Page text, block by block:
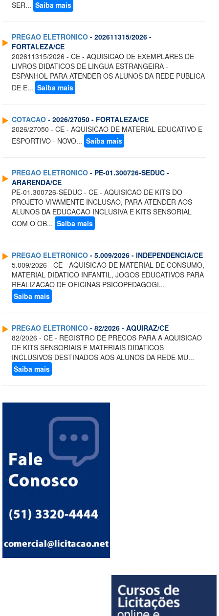
SER... Saiba mais
PREGAO ELETRONICO - 202611315/2026 -
FORTALEZA/CE
202611315/2026 - CE - AQUISICAO DE EXEMPLARES DE
LIVROS DIDATICOS DE LINGUA ESTRANGEIRA -
ESPANHOL PARA ATENDER OS ALUNOS DA REDE PUBLICA
DE E... Saiba mais
COTACAO - 2026/27050 - FORTALEZA/CE
2026/27050 - CE - AQUISICAO DE MATERIAL EDUCATIVO E
ESPORTIVO - NOVO... Saiba mais
PREGAO ELETRONICO - PE-01.300726-SEDUC -
ARARENDA/CE
PE-01.300726-SEDUC - CE - AQUISICAO DE KITS DO
PROJETO VIVAMENTE INCLUSAO, PARA ATENDER AOS
ALUNOS DA EDUCACAO INCLUSIVA E KITS SENSORIAL
COM O OB... Saiba mais
PREGAO ELETRONICO - 5.009/2026 - INDEPENDENCIA/CE
5.009/2026 - CE - AQUISICAO DE MATERIAL DE CONSUMO,
MATERIAL DIDATICO INFANTIL, JOGOS EDUCATIVOS PARA
REALIZACAO DE OFICINAS PSICOPEDAGOGI...
Saiba mais
PREGAO ELETRONICO - 82/2026 - AQUIRAZ/CE
82/2026 - CE - REGISTRO DE PRECOS PARA A AQUISICAO
DE KITS SENSORIAIS E MATERIAIS DIDATICOS
INCLUSIVOS DESTINADOS AOS ALUNOS DA REDE MU...
Saiba mais